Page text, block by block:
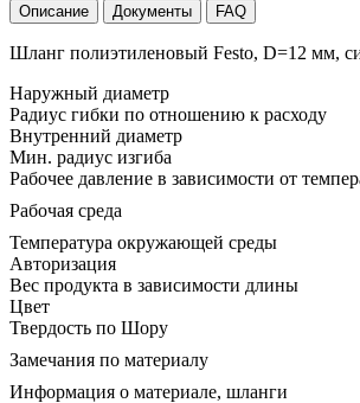
Описание Документы FAQ
Шланг полиэтиленовый Festo, D=12 мм,
Наружный диаметр
Радиус гибки по отношению к расходу
Внутренний диаметр
Мин. радиус изгиба
Рабочее давление в зависимости от
Рабочая среда
Температура окружающей среды
Авторизация
Вес продукта в зависимости длины
Цвет
Твердость по Шору
Замечания по материалу
Информация о материале, шланги